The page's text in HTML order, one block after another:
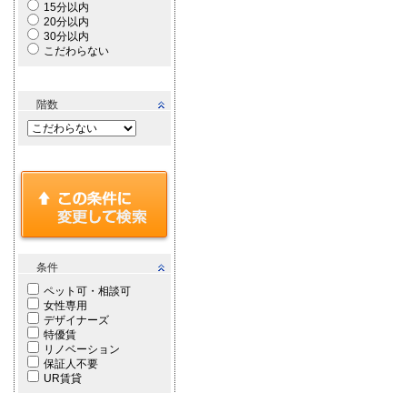
15分以内
20分以内
30分以内
こだわらない
階数
条件
ペット可・相談可
女性専用
デザイナーズ
特優賃
リノベーション
保証人不要
UR賃貸